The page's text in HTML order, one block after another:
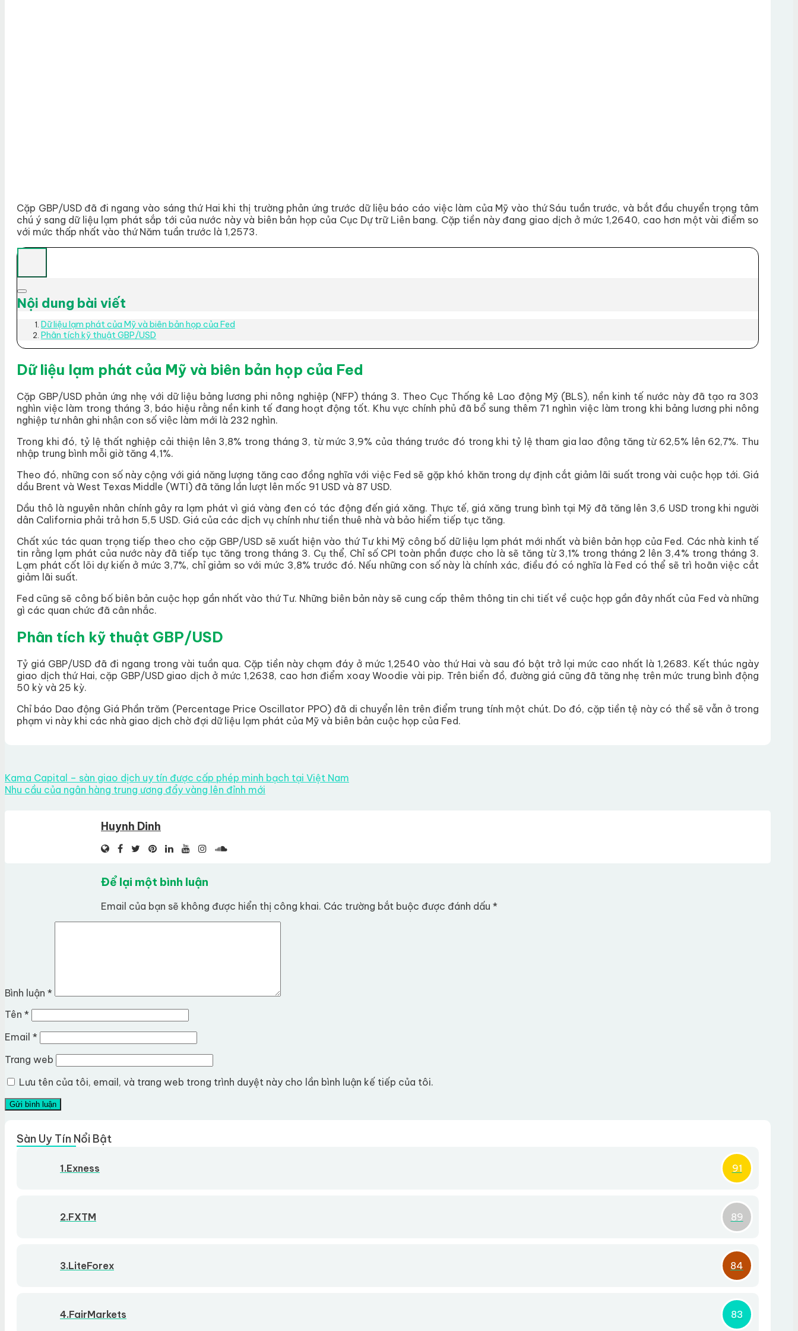
Cặp GBP/USD đã đi ngang vào sáng thứ Hai khi thị trường phản ứng trước dữ liệu báo cáo việc làm của Mỹ vào thứ Sáu tuần trước, và bắt đầu chuyển trọng tâm
chú ý sang dữ liệu lạm phát sắp tới của nước này và biên bản họp của Cục Dự trữ Liên bang. Cặp tiền này đang giao dịch ở mức 1,2640, cao hơn một vài điểm so
với mức thấp nhất vào thứ Năm tuần trước là 1,2573.
Nội dung bài viết
Dữ liệu lạm phát của Mỹ và biên bản họp của Fed
Phân tích kỹ thuật GBP/USD
Dữ liệu lạm phát của Mỹ và biên bản họp của Fed
Cặp GBP/USD phản ứng nhẹ với dữ liệu bảng lương phi nông nghiệp (NFP) tháng 3. Theo Cục Thống kê Lao động Mỹ (BLS), nền kinh tế nước này đã tạo ra 303
nghìn việc làm trong tháng 3, báo hiệu rằng nền kinh tế đang hoạt động tốt. Khu vực chính phủ đã bổ sung thêm 71 nghìn việc làm trong khi bảng lương phi nông
nghiệp tư nhân ghi nhận con số việc làm mới là 232 nghìn.
Trong khi đó, tỷ lệ thất nghiệp cải thiện lên 3,8% trong tháng 3, từ mức 3,9% của tháng trước đó trong khi tỷ lệ tham gia lao động tăng từ 62,5% lên 62,7%. Thu
nhập trung bình mỗi giờ tăng 4,1%.
Theo đó, những con số này cộng với giá năng lượng tăng cao đồng nghĩa với việc Fed sẽ gặp khó khăn trong dự định cắt giảm lãi suất trong vài cuộc họp tới. Giá
dầu Brent và West Texas Middle (WTI) đã tăng lần lượt lên mốc 91 USD và 87 USD.
Dầu thô là nguyên nhân chính gây ra lạm phát vì giá vàng đen có tác động đến giá xăng. Thực tế, giá xăng trung bình tại Mỹ đã tăng lên 3,6 USD trong khi người
dân California phải trả hơn 5,5 USD. Giá của các dịch vụ chính như tiền thuê nhà và bảo hiểm tiếp tục tăng.
Chất xúc tác quan trọng tiếp theo cho cặp GBP/USD sẽ xuất hiện vào thứ Tư khi Mỹ công bố dữ liệu lạm phát mới nhất và biên bản họp của Fed. Các nhà kinh tế
tin rằng lạm phát của nước này đã tiếp tục tăng trong tháng 3. Cụ thể, Chỉ số CPI toàn phần được cho là sẽ tăng từ 3,1% trong tháng 2 lên 3,4% trong tháng 3.
Lạm phát cốt lõi dự kiến ở mức 3,7%, chỉ giảm so với mức 3,8% trước đó. Nếu những con số này là chính xác, điều đó có nghĩa là Fed có thể sẽ trì hoãn việc cắt
giảm lãi suất.
Fed cũng sẽ công bố biên bản cuộc họp gần nhất vào thứ Tư. Những biên bản này sẽ cung cấp thêm thông tin chi tiết về cuộc họp gần đây nhất của Fed và những
gì các quan chức đã cân nhắc.
Phân tích kỹ thuật GBP/USD
Tỷ giá GBP/USD đã đi ngang trong vài tuần qua. Cặp tiền này chạm đáy ở mức 1,2540 vào thứ Hai và sau đó bật trở lại mức cao nhất là 1,2683. Kết thúc ngày
giao dịch thứ Hai, cặp GBP/USD giao dịch ở mức 1,2638, cao hơn điểm xoay Woodie vài pip. Trên biển đồ, đường giá cũng đã tăng nhẹ trên mức trung bình động
50 kỳ và 25 kỳ.
Chỉ báo Dao động Giá Phần trăm (Percentage Price Oscillator PPO) đã di chuyển lên trên điểm trung tính một chút. Do đó, cặp tiền tệ này có thể sẽ vẫn ở trong
phạm vi này khi các nhà giao dịch chờ đợi dữ liệu lạm phát của Mỹ và biên bản cuộc họp của Fed.
Kama Capital – sàn giao dịch uy tín được cấp phép minh bạch tại Việt Nam
Nhu cầu của ngân hàng trung ương đẩy vàng lên đỉnh mới
Huynh Dinh
Để lại một bình luận
Email của bạn sẽ không được hiển thị công khai. Các trường bắt buộc được đánh dấu *
Bình luận *
Tên *
Email *
Trang web
Lưu tên của tôi, email, và trang web trong trình duyệt này cho lần bình luận kế tiếp của tôi.
Sàn Uy Tín Nổi Bật
1.Exness 91
2.FXTM 89
3.LiteForex 84
4.FairMarkets 83